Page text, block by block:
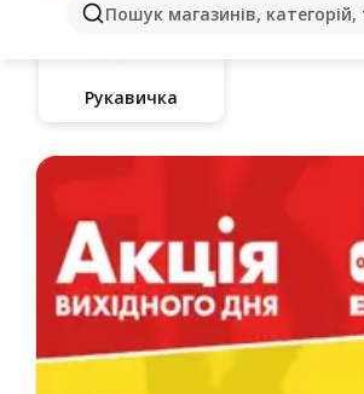
Пошук магазинів, категорій,
Рукавичка